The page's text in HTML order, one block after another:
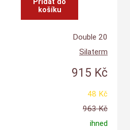
Double 20
Silaterm
915 Kč
48 Kč
963 Kč
ihned